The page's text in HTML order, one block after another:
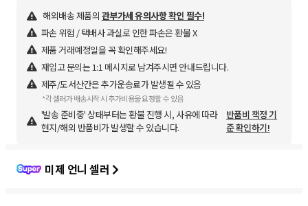
해외배송 제품의 관부가세 유의사항 확인 필수!
파손 위험 / 택배사 과실로 인한 파손은 환불 X
제품 거래예정일을 꼭 확인해주세요!
재입고 문의는 1:1 메시지로 남겨주시면 안내드립니다.
제주/도서산간은 추가운송료가 발생될 수 있음
*각 셀러가 배송시작 시 추가비용을 요청할 수 있음
'발송 준비중' 상태부터는 환불 진행 시, 사유에 따라
현지/해외 반품비가 발생할 수 있습니다.
반품비 책정 기
준 확인하기!
미제 언니 셀러